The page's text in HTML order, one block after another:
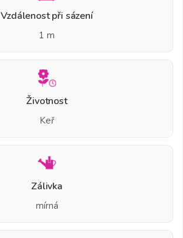
Vzdálenost při sázení
1 m
Životnost
Keř
Zálivka
mírná